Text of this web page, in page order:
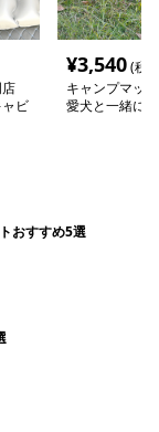
ビ
¥3,540(税
キャンプマッ
愛犬と一緒に
おすすめ5選